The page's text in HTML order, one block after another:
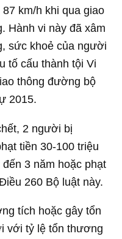
km/h khi qua giao
Hành vi này đã xâm
sức khoẻ của người
tố cấu thành tội Vi
thông đường bộ
2015.
2 người bị
tiền 30-100 triệu
3 năm hoặc phạt
260 Bộ luật này.
tích hoặc gây tổn
với tỷ lệ tổn thương